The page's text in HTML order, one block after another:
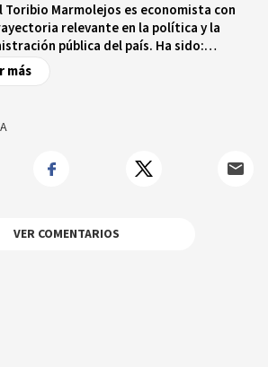
Toribio Marmolejos es economista con
relevante en la política y la
pública del país. Ha sido:
de Hacienda de la República
Administrador general del Banco
más
VER COMENTARIOS